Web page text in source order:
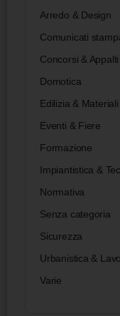
Arredo & Design
Comunicati
Concorsi & Appalti
Domotica
Edilizia & Materiali
Eventi & Fiere
Formazione
Impiantistica &
Normativa
Senza categoria
Sicurezza
Urbanistica &
Varie